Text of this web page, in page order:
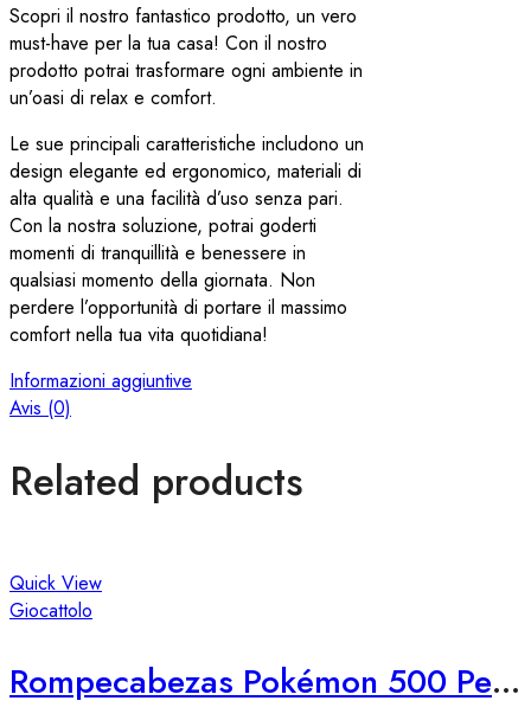
Scopri il nostro fantastico prodotto, un vero
must-have per la tua casa! Con il nostro
prodotto potrai trasformare ogni ambiente in
un’oasi di relax e comfort.
Le sue principali caratteristiche includono un
design elegante ed ergonomico, materiali di
alta qualità e una facilità d’uso senza pari.
Con la nostra soluzione, potrai goderti
momenti di tranquillità e benessere in
qualsiasi momento della giornata. Non
perdere l’opportunità di portare il massimo
comfort nella tua vita quotidiana!
Informazioni aggiuntive
Avis (0)
Related products
Quick View
Giocattolo
Rompecabezas Pokémon 500 Pezzi – Edizione 2